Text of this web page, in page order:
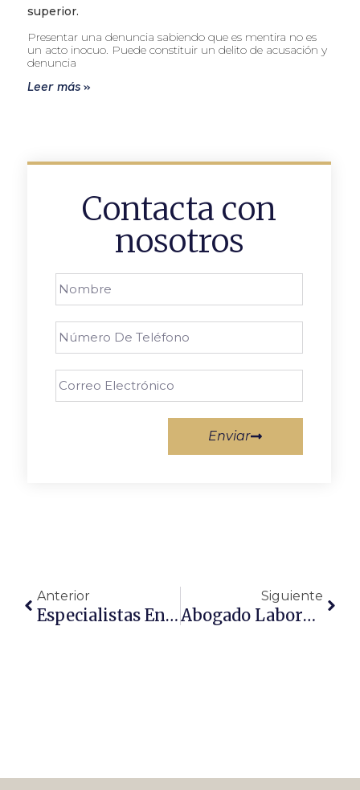
superior.
Presentar una denuncia sabiendo que es mentira no es
un acto inocuo. Puede constituir un delito de acusación y
denuncia
Leer más »
Contacta con
nosotros
Enviar
Anterior
Especialistas En Derecho Militar En España. Sobreseimiento De La Denuncia Interpuesta A Un Sargento De La Guardia Civil Por Acoso Sexual Y Acoso Laboral.
Siguiente
Abogado Laboralista En Consuegra: Soluciones Eficaces Para Trabajadores Y Empresas.